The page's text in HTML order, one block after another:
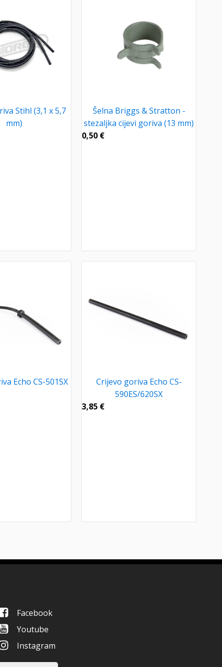
Stihl (3,1 x 5,7
mm)
Šelna Briggs & Stratton -
stezaljka cijevi goriva (13 mm)
0,50 €
Echo CS-501SX
Crijevo goriva Echo CS-
590ES/620SX
3,85 €
Facebook
Youtube
Instagram